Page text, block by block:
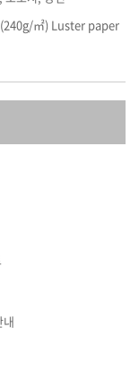
㎡) Luster paper